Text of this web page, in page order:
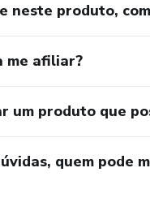
neste produto,
me afiliar?
um produto que
quem pode